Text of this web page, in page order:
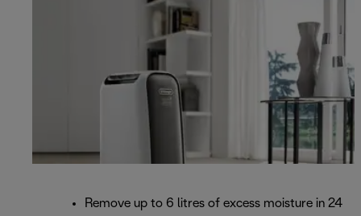
Remove up to 6 litres of excess moisture in 24